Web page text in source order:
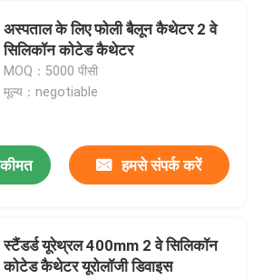
अस्पताल के लिए फोली बैलून कैथेटर 2 वे
सिलिकॉन कोटेड कैथेटर
MOQ：5000 पीसी
मूल्य：negotiable
हमसे संपर्क करें
स्टैंडर्ड यूरेथ्रल 400mm 2 वे सिलिकॉन
कोटेड कैथेटर यूरोलॉजी डिवाइस